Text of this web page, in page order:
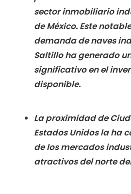
sector inmobiliario
de México. Este
demanda de naves
Saltillo ha generado
significativo en el
disponible.
La proximidad de
Estados Unidos la ha
de los mercados
atractivos del norte